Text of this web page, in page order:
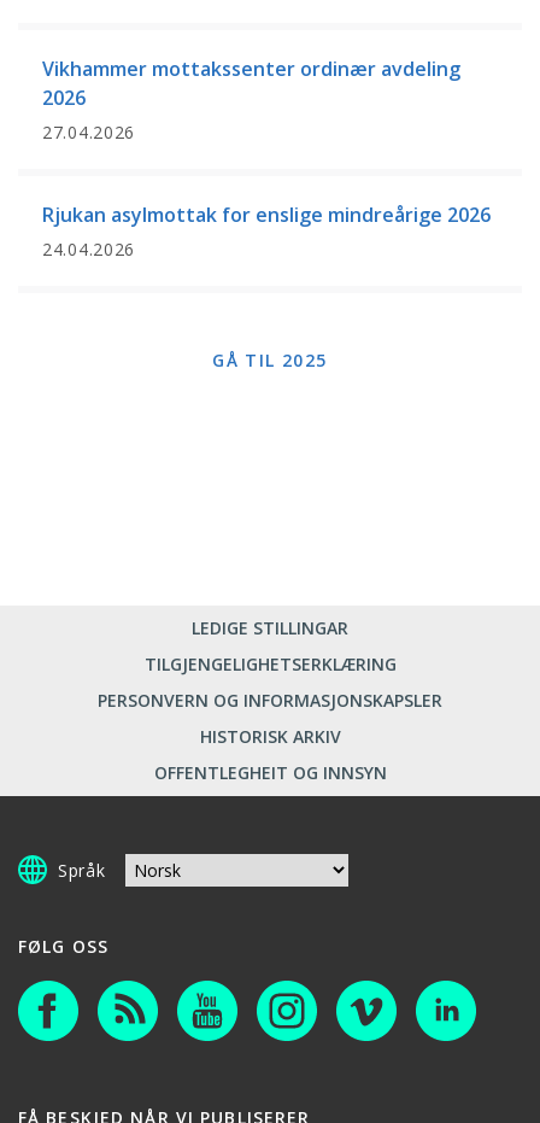
Vikhammer mottakssenter ordinær avdeling
2026
27.04.2026
Rjukan asylmottak for enslige mindreårige 2026
24.04.2026
GÅ TIL 2025
LEDIGE STILLINGAR
TILGJENGELIGHETSERKLÆRING
PERSONVERN OG INFORMASJONSKAPSLER
HISTORISK ARKIV
OFFENTLEGHEIT OG INNSYN
Språk
FØLG OSS
FÅ BESKJED NÅR VI PUBLISERER